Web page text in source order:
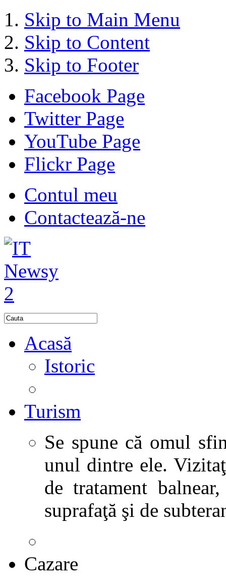
Skip to Main Menu
Skip to Content
Skip to Footer
Facebook Page
Twitter Page
YouTube Page
Flickr Page
Contul meu
Contactează-ne
Acasă
Istoric
Turism
Se spune că omul
unul dintre ele.
de tratament
suprafaţă şi de
Cazare